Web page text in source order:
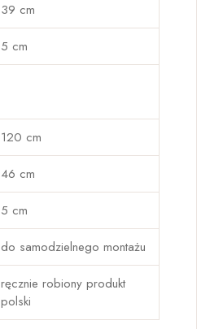
39 cm
5 cm
120 cm
46 cm
5 cm
do samodzielnego montażu
ręcznie robiony produkt
polski